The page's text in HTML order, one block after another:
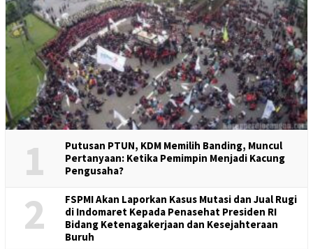
1
Putusan PTUN, KDM Memilih Banding, Muncul
Pertanyaan: Ketika Pemimpin Menjadi Kacung
Pengusaha?
2
FSPMI Akan Laporkan Kasus Mutasi dan Jual Rugi
di Indomaret Kepada Penasehat Presiden RI
Bidang Ketenagakerjaan dan Kesejahteraan
Buruh